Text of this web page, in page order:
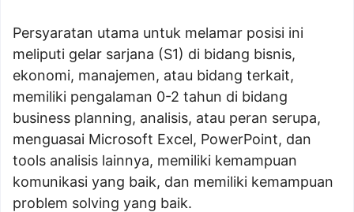
Persyaratan utama untuk melamar posisi ini
meliputi gelar sarjana (S1) di bidang bisnis,
ekonomi, manajemen, atau bidang terkait,
memiliki pengalaman 0-2 tahun di bidang
business planning, analisis, atau peran serupa,
menguasai Microsoft Excel, PowerPoint, dan
tools analisis lainnya, memiliki kemampuan
komunikasi yang baik, dan memiliki kemampuan
problem solving yang baik.